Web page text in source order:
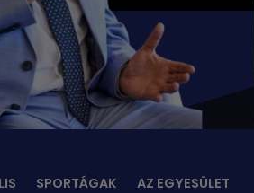
SPORTÁGAK AZ EGYESÜLET